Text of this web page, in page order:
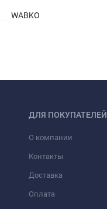
WABKO
ДЛЯ ПОКУПАТЕЛЕЙ
О компании
Контакты
Доставка
Оплата